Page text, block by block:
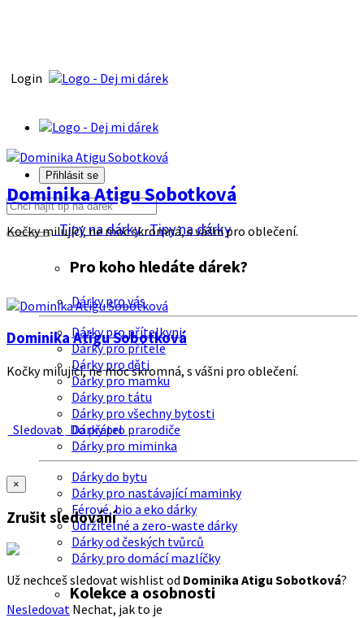
Login
Přihlásit se
Tipy na dárkyTipy na dárky
Pro koho hledáte dárek?
Dárky pro vás
Dárky pro přítelkyni
Dárky pro přítele
Dárky pro děti
Dárky pro mamku
Dárky pro tátu
Dárky pro všechny bytosti
Dárky pro prarodiče
Dárky pro miminka
Dárky do bytu
Dárky pro nastávající maminky
Férové, bio a eko dárky
Udržitelné a zero-waste dárky
Dárky od českých tvůrců
Dárky pro domácí mazlíčky
Kolekce a osobnosti
Dominika Atigu Sobotková
Kočky milující, ne moc skromná, s vášni pro oblečení.
Dominika Atigu Sobotková
Kočky milující, ne moc skromná, s vášni pro oblečení.
Sledovat Do přátel
×
Zrušit sledování
Už nechceš sledovat wishlist od Dominika Atigu Sobotková?
Nesledovat Nechat, jak to je